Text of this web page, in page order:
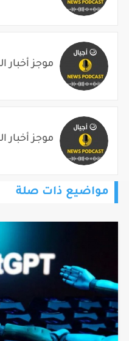
موجز أخبار الساعة 6
موجز أخبار الساعة 5
مواضيع ذات صلة